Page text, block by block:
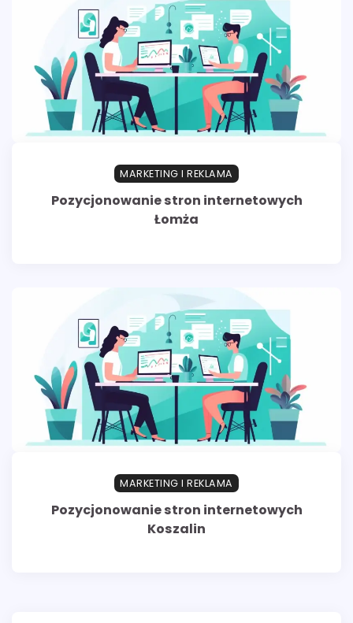
MARKETING I REKLAMA
Pozycjonowanie stron internetowych
Łomża
MARKETING I REKLAMA
Pozycjonowanie stron internetowych
Koszalin